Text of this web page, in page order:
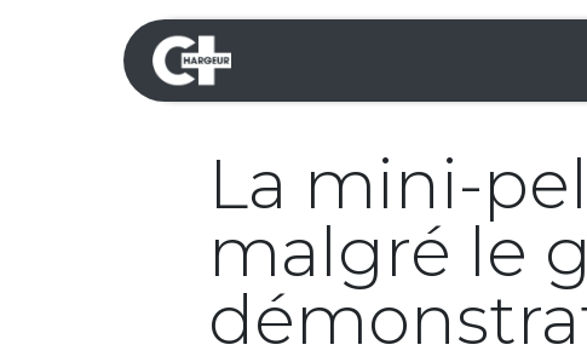
Se rendre au contenu
La mini-
malgré le